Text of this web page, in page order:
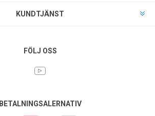
KUNDTJÄNST
FÖLJ OSS
BETALNINGSALERNATIV